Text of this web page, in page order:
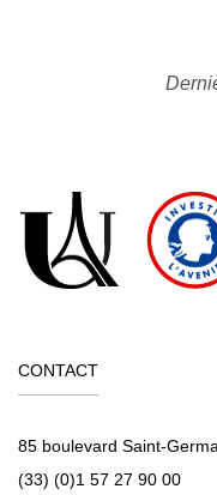
CONTACT
85 boulevard Saint-
(33) (0)1 57 27 90 00